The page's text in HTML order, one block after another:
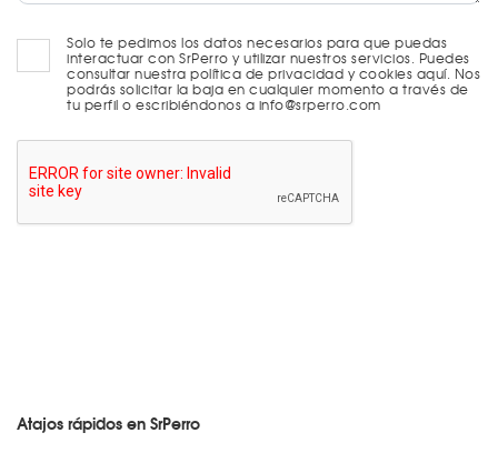
Solo te pedimos los datos necesarios para que puedas
interactuar con SrPerro y utilizar nuestros servicios. Puedes
consultar nuestra política de privacidad y cookies aquí. Nos
podrás solicitar la baja en cualquier momento a través de
tu perfil o escribiéndonos a info@srperro.com
Atajos rápidos en SrPerro